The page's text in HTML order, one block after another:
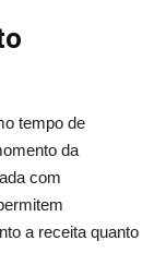
tempo de
da
com
a receita quanto